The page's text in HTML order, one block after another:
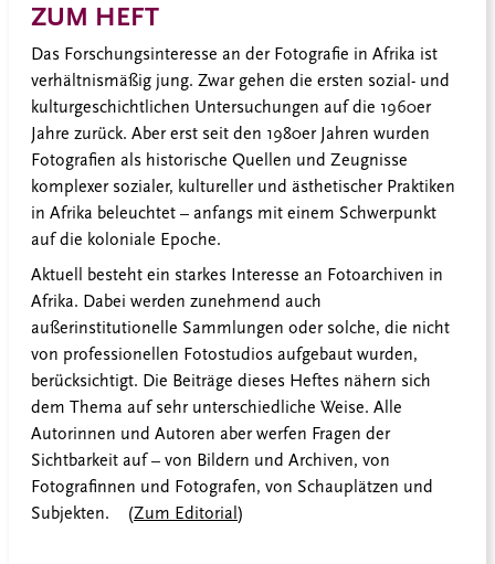
ZUM HEFT
Das Forschungsinteresse an der Fotografie in Afrika ist
verhältnismäßig jung. Zwar gehen die ersten sozial- und
kulturgeschichtlichen Untersuchungen auf die 1960er
Jahre zurück. Aber erst seit den 1980er Jahren wurden
Fotografien als historische Quellen und Zeugnisse
komplexer sozialer, kultureller und ästhetischer Praktiken
in Afrika beleuchtet – anfangs mit einem Schwerpunkt
auf die koloniale Epoche.
Aktuell besteht ein starkes Interesse an Fotoarchiven in
Afrika. Dabei werden zunehmend auch
außerinstitutionelle Sammlungen oder solche, die nicht
von professionellen Fotostudios aufgebaut wurden,
berücksichtigt. Die Beiträge dieses Heftes nähern sich
dem Thema auf sehr unterschiedliche Weise. Alle
Autorinnen und Autoren aber werfen Fragen der
Sichtbarkeit auf – von Bildern und Archiven, von
Fotografinnen und Fotografen, von Schauplätzen und
Subjekten. (Zum Editorial )